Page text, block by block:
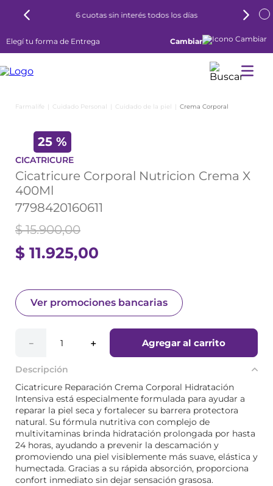
6 cuotas sin interés todos los días
Elegí tu forma de Entrega Cambiar
Cuidado Personal Cuidado de la piel Crema Corporal
25 %
CICATRICURE
Cicatricure Corporal Nutricion Crema X
400Ml
7798420160611
$ 11.925,00
$ 15.900,00
Ver promociones bancarias
＋
－ Agregar al carrito
Descripción
Cicatricure Reparación Crema Corporal Hidratación
Intensiva está especialmente formulada para ayudar a
reparar la piel seca y fortalecer su barrera protectora
natural. Su fórmula nutritiva con complejo de
multivitaminas brinda hidratación prolongada por hasta
24 horas, ayudando a prevenir la descamación y
promoviendo una piel visiblemente más suave, elástica y
humectada. Gracias a su rápida absorción, proporciona
confort inmediato sin dejar sensación grasosa.